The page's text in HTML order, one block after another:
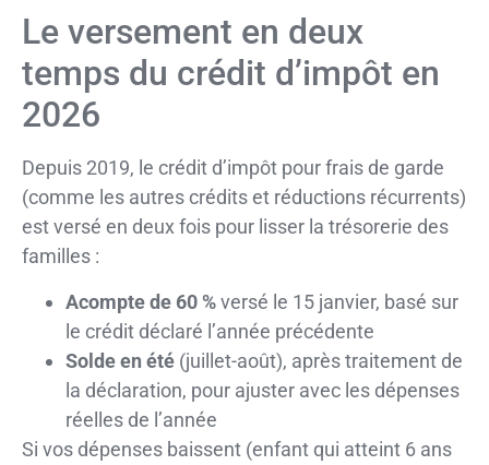
Le versement en deux
temps du crédit d’impôt en
2026
Depuis 2019, le crédit d’impôt pour frais de garde
(comme les autres crédits et réductions récurrents)
est versé en deux fois pour lisser la trésorerie des
familles :
Acompte de 60 %versé le 15 janvier, basé sur
le crédit déclaré l’année précédente
Solde en été (juillet-août), après traitement de
la déclaration, pour ajuster avec les dépenses
réelles de l’année
Si vos dépenses baissent (enfant qui atteint 6 ans